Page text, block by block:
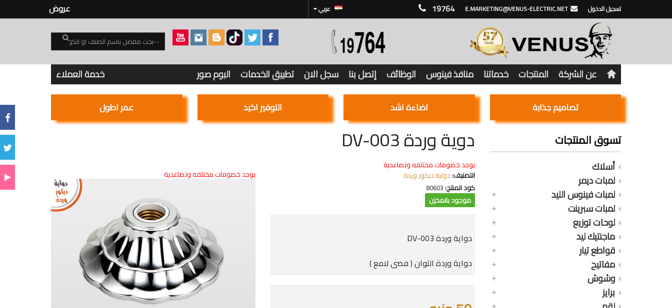
19764 E.MARKETING@VENUS-ELECTRIC.NET تسجيل الدخول عربي عروض
عن الشركة المنتجات خدماتنا منافذ فينوس الوظائف إتصل بنا سجل الان تطبيق الخدمات البوم صور خدمة العملاء
تصاميم جذابة اضاءة اشد التوفير اكيد عمر اطول
تسوق المنتجات
أسلاك
لمبات ديمر
لمبات فينوس الليد
لمبات سبرينت
لوحات توزيع
ماجنتيك ليد
قواطع تيار
مفاتيح
وشوش
برايز
دوية وردة DV-003
يوجد خصومات مختلفه وتصاعدية
التصنيف:دواية ديكور وردة
كود المنتج:80603
موجود بالمخزن
دواية وردة DV-003
دواية وردة اللوان ( فضى لامع )
يوجد خصومات مختلفه وتصاعدية